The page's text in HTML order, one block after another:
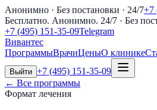
Анонимно · Без постановки · 24/7+7
Бесплатно. Анонимно. 24/7 · Без
+7 (495) 151-35-09Telegram
Вивантес
ПрограммыВрачиЦеныО клинике
Выйти +7 (495) 151-35-09
← Все программы
Формат лечения